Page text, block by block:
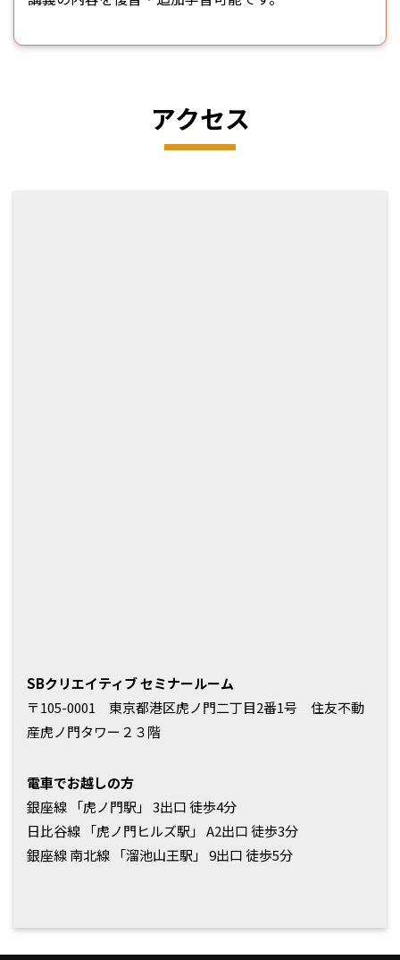
アクセス
SBクリエイティブ セミナールーム
〒105-0001 東京都港区虎ノ門二丁目2番1号 住友不動
産虎ノ門タワー２３階
電車でお越しの方
銀座線 「虎ノ門駅」 3出口 徒歩4分
日比谷線 「虎ノ門ヒルズ駅」 A2出口 徒歩3分
銀座線 南北線 「溜池山王駅」 9出口 徒歩5分